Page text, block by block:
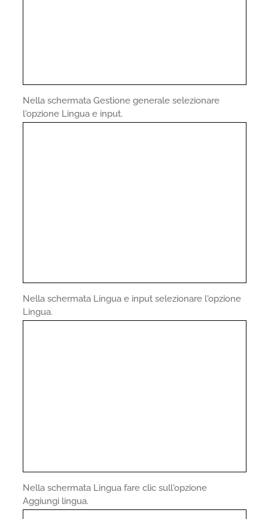
Nella schermata Gestione generale selezionare
l'opzione Lingua e input.
Nella schermata Lingua e input selezionare l'opzione
Lingua.
Nella schermata Lingua fare clic sull'opzione
Aggiungi lingua.